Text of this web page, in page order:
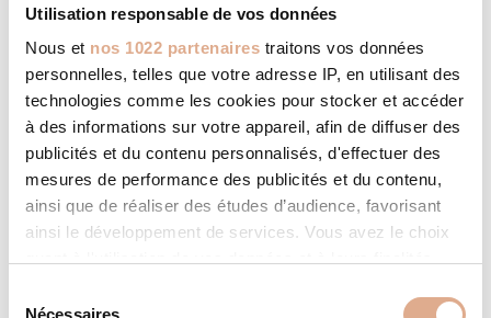
Utilisation responsable de vos données
Nous et nos 1022 partenaires traitons vos données
personnelles, telles que votre adresse IP, en utilisant des
technologies comme les cookies pour stocker et accéder
à des informations sur votre appareil, afin de diffuser des
publicités et du contenu personnalisés, d'effectuer des
mesures de performance des publicités et du contenu,
ainsi que de réaliser des études d’audience, favorisant
ainsi le développement de services. Vous avez le choix
tout moment en consultant la Déclaration relative aux
Nécessaires
SMART VENTILATION
La technologie SMART
VENTILATION lorsqu’elle est activée,
permet au poêle de fonctionner en
convection naturelle sans
l’assistance des ventilateurs de
soufflerie. L’utilisation des
ventilateurs étant réservée au